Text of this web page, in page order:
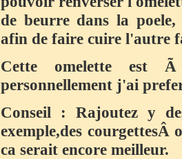
de beurre dans la
afin de faire cuire l'autre
Cette omelette est
personnellement j'ai
Conseil : Rajoutez y
exemple,des courgettesÂ
ca serait encore meilleur.